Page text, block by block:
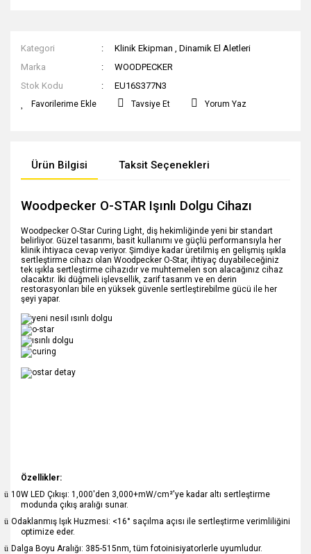
Kategori Klinik Ekipman ,Dinamik El Aletleri
Marka
WOODPECKER
Stok Kodu
EU16S377N3
Tavsiye Et Yorum Yaz
Ürün Bilgisi Taksit Seçenekleri
Woodpecker O-STAR Işınlı Dolgu Cihazı
Woodpecker O-Star Curing Light, diş hekimliğinde yeni bir standart
belirliyor. Güzel tasarımı, basit kullanımı ve güçlü performansıyla her
klinik ihtiyaca cevap veriyor. Şimdiye kadar üretilmiş en gelişmiş ışıkla
sertleştirme cihazı olan Woodpecker O-Star, ihtiyaç duyabileceğiniz
tek ışıkla sertleştirme cihazıdır ve muhtemelen son alacağınız cihaz
olacaktır. İki düğmeli işlevsellik, zarif tasarım ve en derin
restorasyonları bile en yüksek güvenle sertleştirebilme gücü ile her
şeyi yapar.
Özellikler:
ü 10W LED Çıkışı: 1,000'den 3,000+mW/cm²'ye kadar altı sertleştirme
modunda çıkış aralığı sunar.
ü Odaklanmış Işık Huzmesi: <16° saçılma açısı ile sertleştirme verimliliğini
optimize eder.
ü Dalga Boyu Aralığı: 385-515nm, tüm fotoinisiyatorlerle uyumludur.